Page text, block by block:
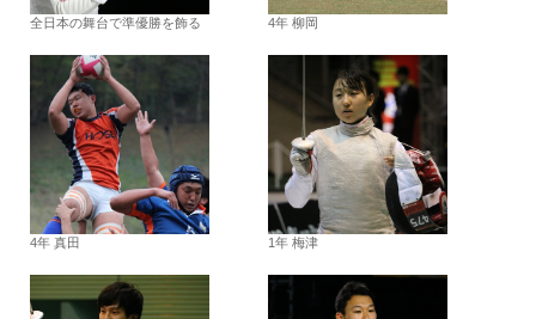
全日本の舞台で準優勝を飾る 4年 柳岡
4年 真田 1年 梅津